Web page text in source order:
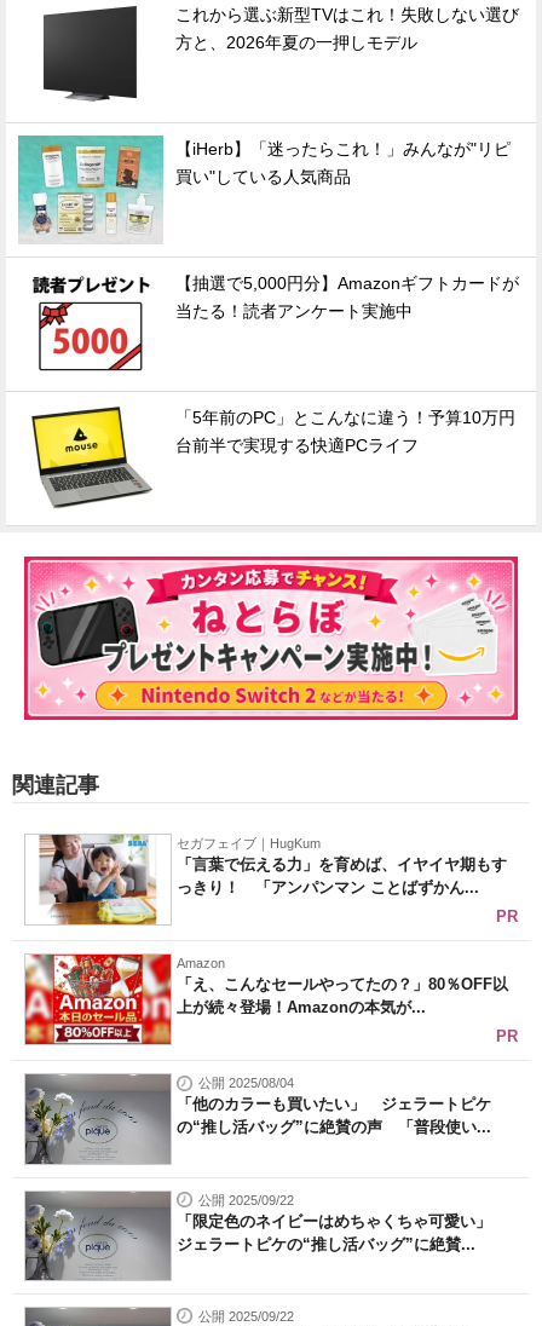
これから選ぶ新型TVはこれ！失敗しない選び
方と、2026年夏の一押しモデル
【iHerb】「迷ったらこれ！」みんなが"リピ
買い"している人気商品
【抽選で5,000円分】Amazonギフトカードが
当たる！読者アンケート実施中
「5年前のPC」とこんなに違う！予算10万円
台前半で実現する快適PCライフ
関連記事
セガフェイブ｜HugKum
「言葉で伝える力」を育めば、イヤイヤ期もす
っきり！ 「アンパンマン ことばずかん...
PR
Amazon
「え、こんなセールやってたの？」80％OFF以
上が続々登場！Amazonの本気が...
PR
公開 2025/08/04
「他のカラーも買いたい」 ジェラートピケ
の“推し活バッグ”に絶賛の声 「普段使い...
公開 2025/09/22
「限定色のネイビーはめちゃくちゃ可愛い」
ジェラートピケの“推し活バッグ”に絶賛...
公開 2025/09/22